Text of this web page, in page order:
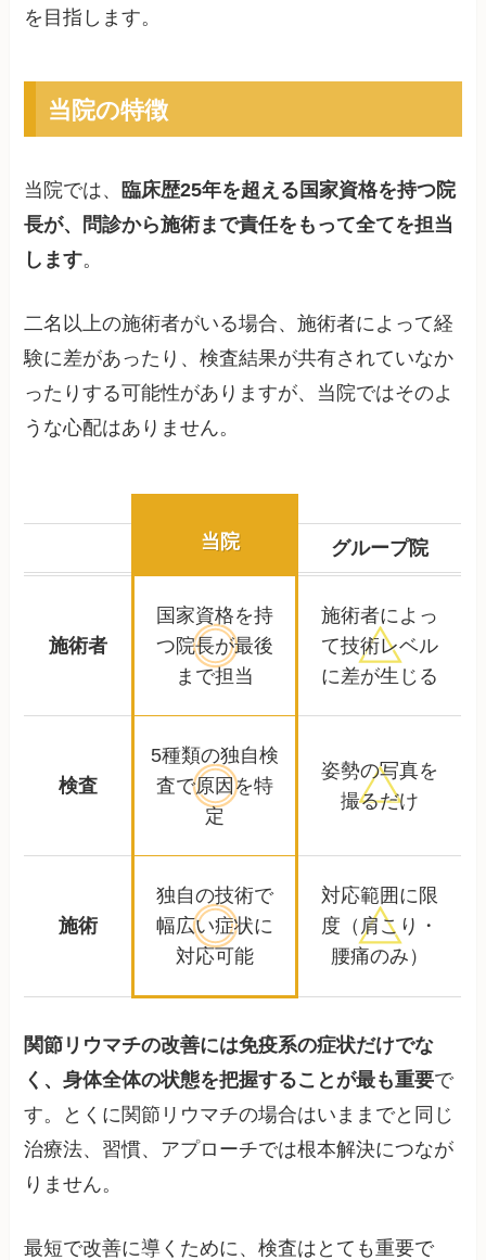
を目指します。
当院の特徴
当院では、 臨床歴25年を超える国家資格を持つ院
長が、問診から施術まで責任をもって全てを担当
します。
二名以上の施術者がいる場合、施術者によって経
験に差があったり、検査結果が共有されていなか
ったりする可能性がありますが、当院ではそのよ
うな心配はありません。
当院 グループ院
施術者
国家資格を持
つ院長が最後
まで担当
施術者によっ
て技術レベル
に差が生じる
検査
5種類の独自検
査で原因を特
定
姿勢の写真を
撮るだけ
施術
独自の技術で
幅広い症状に
対応可能
対応範囲に限
度 （肩こり・
腰痛のみ）
関節リウマチの改善には免疫系の症状だけでな
く、身体全体の状態を把握することが最も重要で
す。とくに関節リウマチの場合はいままでと同じ
治療法、習慣、アプローチでは根本解決につなが
りません。
最短で改善に導くために、検査はとても重要で